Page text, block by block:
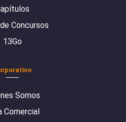
Concursos
13Go
Somos
Comercial